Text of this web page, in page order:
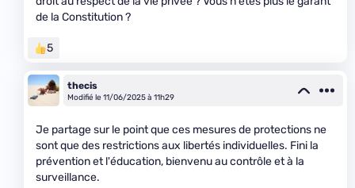
de la Constitution ?
5
thecis
Modifié le 11/06/2025 à 11h29
Je partage sur le point que ces mesures de protections ne
sont que des restrictions aux libertés individuelles. Fini la
prévention et l'éducation, bienvenu au contrôle et à la
surveillance.